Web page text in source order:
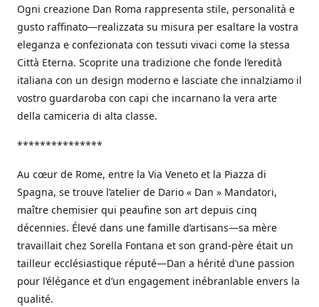
Ogni creazione Dan Roma rappresenta stile, personalità e
gusto raffinato—realizzata su misura per esaltare la vostra
eleganza e confezionata con tessuti vivaci come la stessa
Città Eterna. Scoprite una tradizione che fonde l’eredità
italiana con un design moderno e lasciate che innalziamo il
vostro guardaroba con capi che incarnano la vera arte
della camiceria di alta classe.
***************
Au cœur de Rome, entre la Via Veneto et la Piazza di
Spagna, se trouve l’atelier de Dario « Dan » Mandatori,
maître chemisier qui peaufine son art depuis cinq
décennies. Élevé dans une famille d’artisans—sa mère
travaillait chez Sorella Fontana et son grand-père était un
tailleur ecclésiastique réputé—Dan a hérité d’une passion
pour l’élégance et d’un engagement inébranlable envers la
qualité.